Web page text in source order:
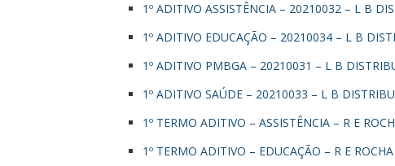
1º ADITIVO ASSISTÊNCIA – 20210032 – L B
1º ADITIVO EDUCAÇÃO – 20210034 – L B
1º ADITIVO PMBGA – 20210031 – L B
1º ADITIVO SAÚDE – 20210033 – L B
1º TERMO ADITIVO – ASSISTÊNCIA – R E
1º TERMO ADITIVO – EDUCAÇÃO – R E ROCHA